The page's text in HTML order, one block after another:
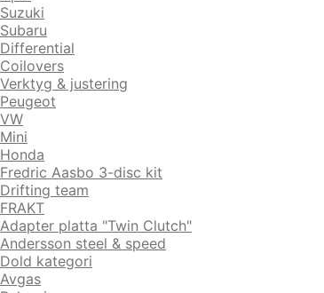
Suzuki
Subaru
Differential
Coilovers
Verktyg & justering
Peugeot
VW
Mini
Honda
Fredric Aasbo 3-disc kit
Drifting team
FRAKT
Adapter platta "Twin Clutch"
Andersson steel & speed
Dold kategori
Avgas